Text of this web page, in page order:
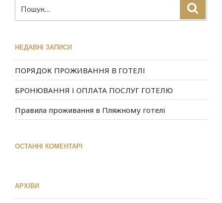
НЕДАВНІ ЗАПИСИ
ПОРЯДОК ПРОЖИВАННЯ В ГОТЕЛІ
БРОНЮВАННЯ І ОПЛАТА ПОСЛУГ ГОТЕЛЮ
Правила проживання в Пляжному готелі
ОСТАННІ КОМЕНТАРІ
АРХІВИ